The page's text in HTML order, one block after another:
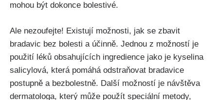
mohou být dokonce ‌bolestivé.
Ale nezoufejte! Existují‌ možnosti, jak se zbavit
bradavic bez bolesti a​ účinně. ⁣Jednou z⁢ možností je
použití léků obsahujících⁤ ingredience⁣ jako je kyselina
salicylová,⁤ která ⁢pomáhá⁣ odstraňovat‌ bradavice
postupně a ‌bezbolestně. Další možností je návštěva
⁢dermatologa, který‍ může použít speciální metody,